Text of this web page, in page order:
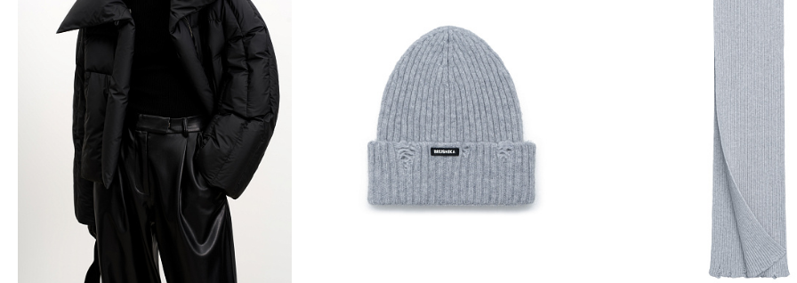
Добавить в корзину
L
Добавить в
One size